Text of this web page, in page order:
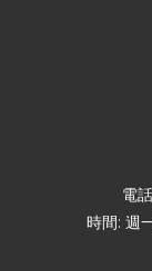
電
時間: 週